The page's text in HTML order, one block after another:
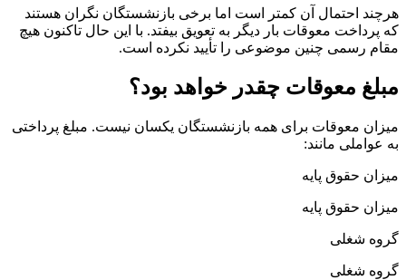
هرچند احتمال آن کمتر است اما برخی بازنشستگان نگران هستند
که پرداخت معوقات بار دیگر به تعویق بیفتد. با این حال تاکنون هیچ
مقام رسمی چنین موضوعی را تأیید نکرده است.
مبلغ معوقات چقدر خواهد بود؟
میزان معوقات برای همه بازنشستگان یکسان نیست. مبلغ پرداختی
به عواملی مانند:
میزان حقوق پایه
میزان حقوق پایه
گروه شغلی
گروه شغلی